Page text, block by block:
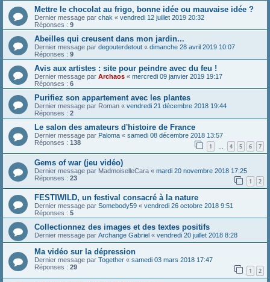
Mettre le chocolat au frigo, bonne idée ou mauvaise idée ?
Dernier message par chak « vendredi 12 juillet 2019 20:32
Réponses : 9
Abeilles qui creusent dans mon jardin...
Dernier message par degouterdetout « dimanche 28 avril 2019 10:07
Réponses : 9
Avis aux artistes : site pour peindre avec du feu !
Dernier message par Archaos « mercredi 09 janvier 2019 19:17
Réponses : 6
Purifiez son appartement avec les plantes
Dernier message par Roman « vendredi 21 décembre 2018 19:44
Réponses : 2
Le salon des amateurs d'histoire de France
Dernier message par Paloma « samedi 08 décembre 2018 13:57
Réponses : 138 1 … 4 5 6 7
Gems of war (jeu vidéo)
Dernier message par MadmoiselleCara « mardi 20 novembre 2018 17:25
Réponses : 23 1 2
FESTIWILD, un festival consacré à la nature
Dernier message par Somebody59 « vendredi 26 octobre 2018 9:51
Réponses : 5
Collectionnez des images et des textes positifs
Dernier message par Archange Gabriel « vendredi 20 juillet 2018 8:28
Ma vidéo sur la dépression
Dernier message par Together « samedi 03 mars 2018 17:47
Réponses : 29 1 2